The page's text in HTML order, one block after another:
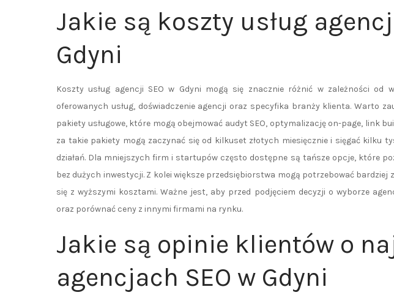
Jakie są koszty usług
Gdyni
Koszty usług agencji SEO w Gdyni mogą się znacznie różnić w zależności od
oferowanych usług, doświadczenie agencji oraz specyfika branży klienta. Warto
pakiety usługowe, które mogą obejmować audyt SEO, optymalizację on-page, link
za takie pakiety mogą zaczynać się od kilkuset złotych miesięcznie i sięgać kilku
działań. Dla mniejszych firm i startupów często dostępne są tańsze opcje, które
bez dużych inwestycji. Z kolei większe przedsiębiorstwa mogą potrzebować bardziej
się z wyższymi kosztami. Ważne jest, aby przed podjęciem decyzji o wyborze
oraz porównać ceny z innymi firmami na rynku.
Jakie są opinie klientów o
agencjach SEO w Gdyni